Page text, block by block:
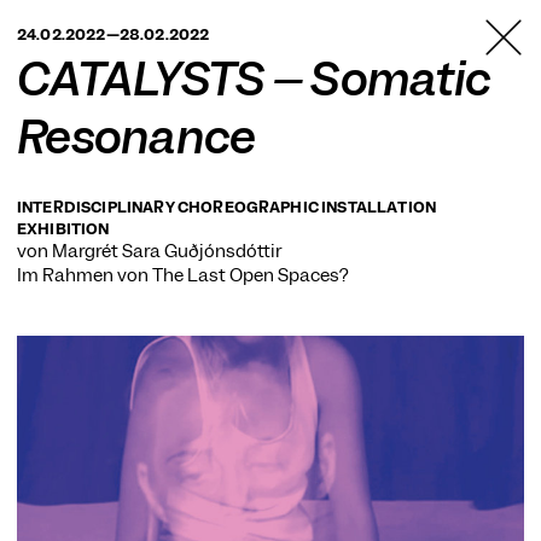
BERLIN
24.02.2022—28.02.2022
CATALYSTS – Somatic
Resonance
INTERDISCIPLINARY CHOREOGRAPHIC INSTALLATION
EXHIBITION
von Margrét Sara Guðjónsdóttir
Im Rahmen von The Last Open Spaces?